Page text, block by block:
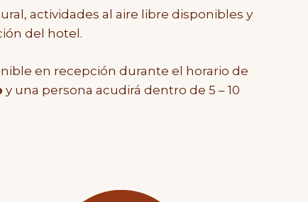
actividades al aire libre disponibles y
del hotel.
en recepción durante el horario de
y una persona acudirá dentro de 5 – 10